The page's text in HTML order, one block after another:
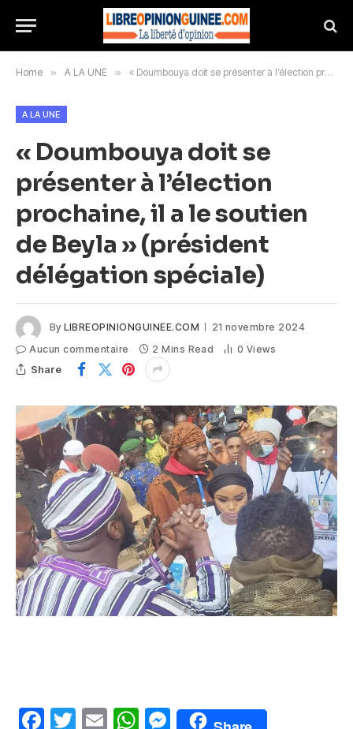
Home » A LA UNE » « Doumbouya doit se présenter à l’élection prochaine, il a le soutien de Beyla » (président délégation spéciale)
A LA UNE
« Doumbouya doit se
présenter à l’élection
prochaine, il a le soutien
de Beyla » (président
délégation spéciale)
By LIBREOPINIONGUINEE.COM
21 novembre 2024
Aucun commentaire
2 Mins Read 0 Views
Share
Facebook
Twitter
EmailWhatsApp
Messenger